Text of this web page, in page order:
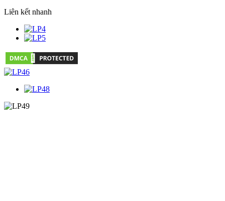
Liên kết nhanh